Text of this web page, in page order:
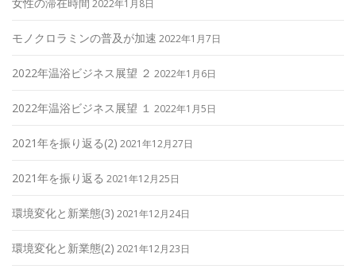
2022年1月8日
モノクロラミンの普及が加速 2022年1月7日
2022年温浴ビジネス展望 ２ 2022年1月6日
2022年温浴ビジネス展望 １ 2022年1月5日
2021年を振り返る(2) 2021年12月27日
2021年を振り返る 2021年12月25日
環境変化と新業態(3) 2021年12月24日
環境変化と新業態(2) 2021年12月23日